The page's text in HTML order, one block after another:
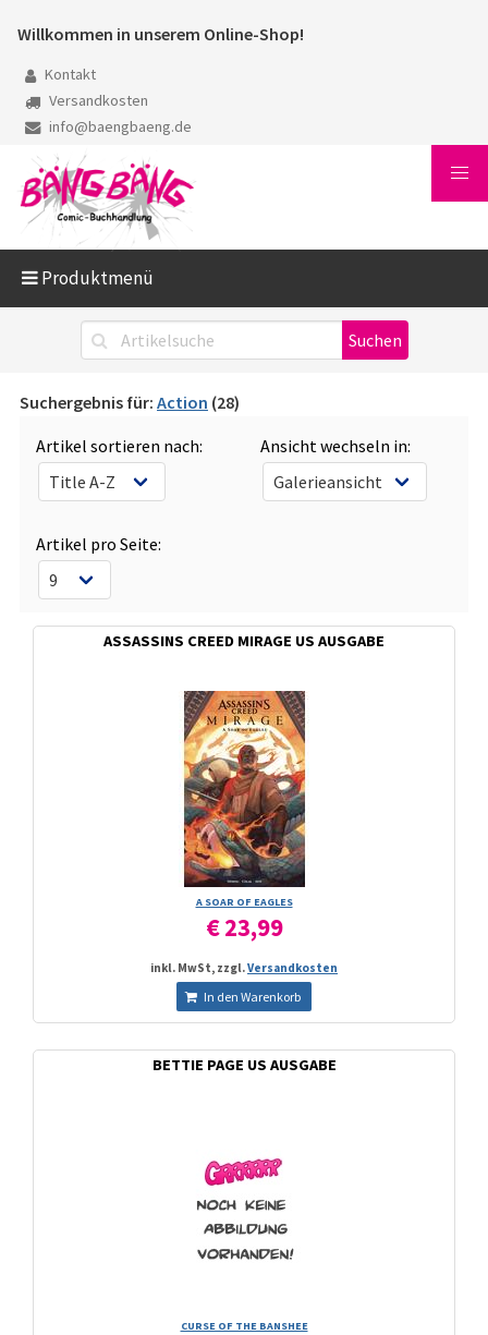
Willkommen in unserem Online-Shop!
Kontakt
Versandkosten
info@baengbaeng.de
Produktmenü
Suchergebnis für: Action (28)
Artikel sortieren nach:
Ansicht wechseln in:
Artikel pro Seite:
ASSASSINS CREED MIRAGE US AUSGABE
A SOAR OF EAGLES
€ 23,99
inkl. MwSt, zzgl.Versandkosten
In den Warenkorb
BETTIE PAGE US AUSGABE
CURSE OF THE BANSHEE